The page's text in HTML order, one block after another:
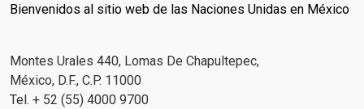
Bienvenidos al sitio web de las Naciones Unidas en México
Montes Urales 440, Lomas De Chapultepec,
México, D.F., C.P. 11000
Tel. + 52 (55) 4000 9700